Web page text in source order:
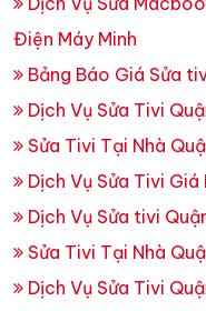
Điện Máy Minh
Bảng Báo Giá Sửa
Dịch Vụ Sửa Tivi
Sửa Tivi Tại Nhà
Dịch Vụ Sửa Tivi Giá
Dịch Vụ Sửa tivi
Sửa Tivi Tại Nhà
Dịch Vụ Sửa Tivi